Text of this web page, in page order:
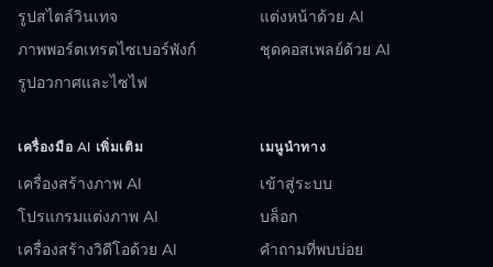
รูปสไตล์วินเทจ
ภาพพอร์ตเทรตไซเบอร์พังก์
รูปอวกาศและไซไฟ
แต่งหน้าด้วย AI
ชุดคอสเพลย์ด้วย AI
เครื่องมือ AI เพิ่มเติม
เครื่องสร้างภาพ AI
โปรแกรมแต่งภาพ AI
เครื่องสร้างวิดีโอด้วย AI
เมนูนำทาง
เข้าสู่ระบบ
บล็อก
คำถามที่พบบ่อย